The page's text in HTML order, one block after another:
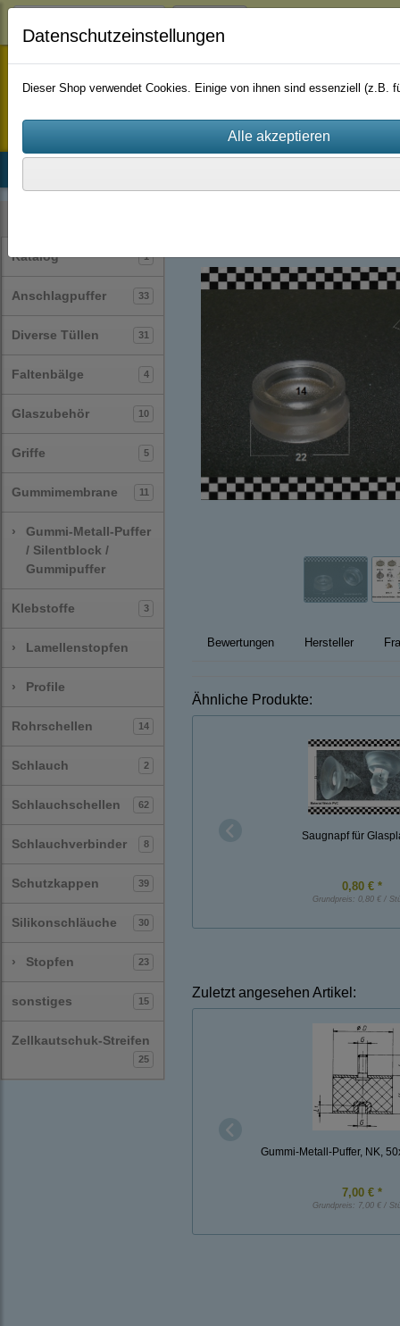
staufenbiel-berlin
Katalog 1
Anschlagpuffer 33
Diverse Tüllen 31
Faltenbälge 4
Glaszubehör 10
Griffe 5
Gummimembrane 11
›
Gummi-Metall-Puffer
/ Silentblock /
Gummipuffer
Klebstoffe 3
› Lamellenstopfen
› Profile
Rohrschellen 14
Schlauch 2
Schlauchschellen 62
Schlauchverbinder 8
Schutzkappen 39
Silikonschläuche 30
› Stopfen 23
sonstiges 15
Zellkautschuk-Streifen
25
Bewertungen Hersteller
Ähnliche Produkte:
Saugnapf für
0,80 € *
Grundpreis: 0,80 € /
Zuletzt angesehen Artikel:
Gummi-Metall-Puffer, NK,
7,00 € *
Grundpreis: 7,00 € /
Datenschutzeinstellungen
Dieser Shop verwendet Cookies. Einige von ihnen sind essenziell (z.B.